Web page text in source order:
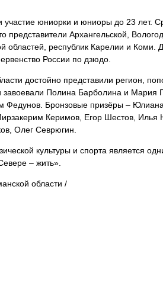
юниорки и юниоры до 23 лет.
представители Архангельской,
областей, республик Карелии и Коми.
России по дзюдо.
достойно представили регион,
Полина Барболина и Мария
Федунов. Бронзовые призёры –
Керимов, Егор Шестов, Илья
Олег Севрюгин.
культуры и спорта является
– жить».
области /